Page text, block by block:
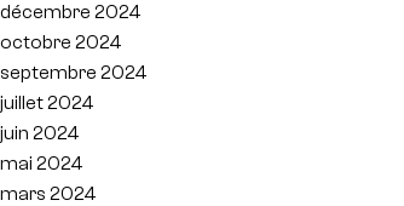
décembre 2024
octobre 2024
septembre 2024
juillet 2024
juin 2024
mai 2024
mars 2024